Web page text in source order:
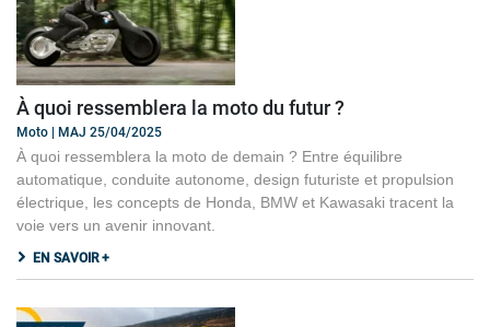
À quoi ressemblera la moto du futur ?
Moto | MAJ 25/04/2025
À quoi ressemblera la moto de demain ? Entre équilibre
automatique, conduite autonome, design futuriste et propulsion
électrique, les concepts de Honda, BMW et Kawasaki tracent la
voie vers un avenir innovant.
EN SAVOIR +